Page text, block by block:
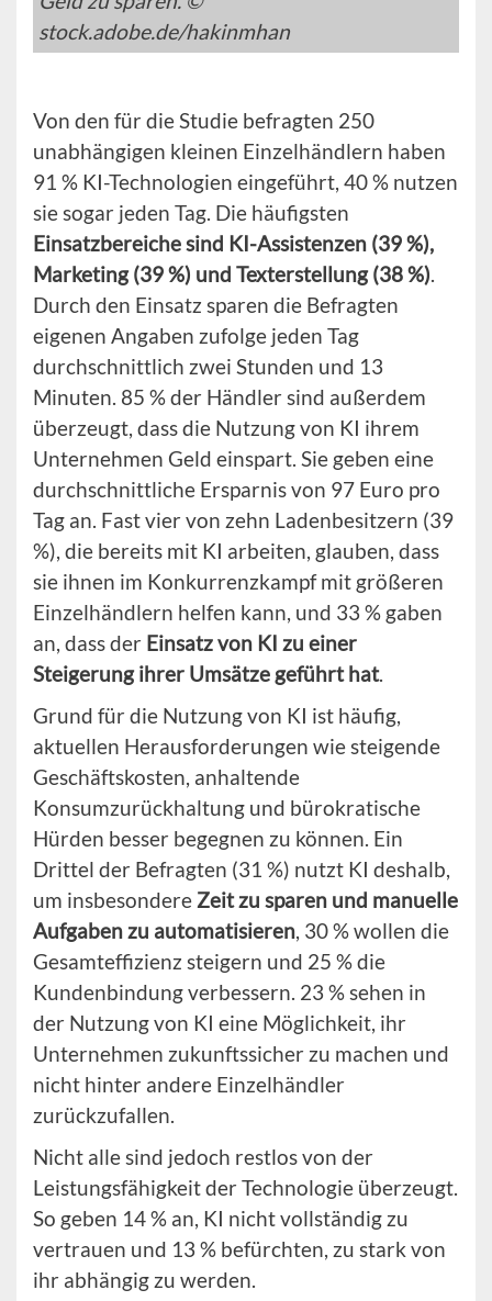
stock.adobe.de/hakinmhan
Von den für die Studie befragten 250
unabhängigen kleinen Einzelhändlern haben
91 % KI-Technologien eingeführt, 40 % nutzen
sie sogar jeden Tag. Die häufigsten
Einsatzbereiche sind KI-Assistenzen (39 %),
Marketing (39 %) und Texterstellung (38 %).
Durch den Einsatz sparen die Befragten
eigenen Angaben zufolge jeden Tag
durchschnittlich zwei Stunden und 13
Minuten. 85 % der Händler sind außerdem
überzeugt, dass die Nutzung von KI ihrem
Unternehmen Geld einspart. Sie geben eine
durchschnittliche Ersparnis von 97 Euro pro
Tag an. Fast vier von zehn Ladenbesitzern (39
%), die bereits mit KI arbeiten, glauben, dass
sie ihnen im Konkurrenzkampf mit größeren
Einzelhändlern helfen kann, und 33 % gaben
an, dass der Einsatz von KI zu einer
Steigerung ihrer Umsätze geführt hat.
Grund für die Nutzung von KI ist häufig,
aktuellen Herausforderungen wie steigende
Geschäftskosten, anhaltende
Konsumzurückhaltung und bürokratische
Hürden besser begegnen zu können. Ein
Drittel der Befragten (31 %) nutzt KI deshalb,
um insbesondere Zeit zu sparen und manuelle
Aufgaben zu automatisieren, 30 % wollen die
Gesamteffizienz steigern und 25 % die
Kundenbindung verbessern. 23 % sehen in
der Nutzung von KI eine Möglichkeit, ihr
Unternehmen zukunftssicher zu machen und
nicht hinter andere Einzelhändler
zurückzufallen.
Nicht alle sind jedoch restlos von der
Leistungsfähigkeit der Technologie überzeugt.
So geben 14 % an, KI nicht vollständig zu
vertrauen und 13 % befürchten, zu stark von
ihr abhängig zu werden.